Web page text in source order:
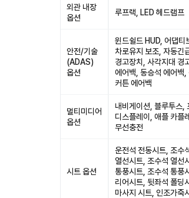
외관 내장
옵션
루프랙, LED 헤드램프
안전/기술
(ADAS)
옵션
윈드쉴드 HUD, 어댑티
차로유지 보조, 자동긴
경고장치, 사각지대 경
에어백, 동승석 에어백,
커튼 에어백
멀티미디어
옵션
내비게이션, 블루투스,
디스플레이, 애플 카플
무선충전
시트 옵션
운전석 전동시트, 조수
열선시트, 조수석 열선
통풍시트, 조수석 통풍
리어시트, 뒷좌석 폴딩
마사지 시트, 인조가죽